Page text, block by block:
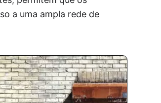
a uma ampla rede de